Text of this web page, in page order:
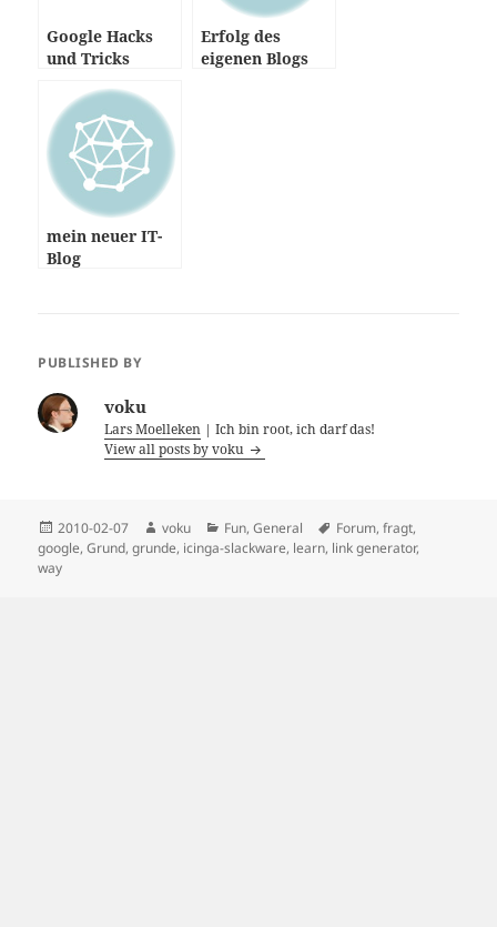
Google Hacks
und Tricks
Erfolg des
eigenen Blogs
mein neuer IT-
Blog
PUBLISHED BY
voku
Lars Moelleken | Ich bin root, ich darf das!
View all posts by voku
Posted
on
2010-02-07 Author
voku Categories
Fun,General Tags
Forum,fragt,
google,Grund,grunde, icinga-slackware, learn, link generator,
way